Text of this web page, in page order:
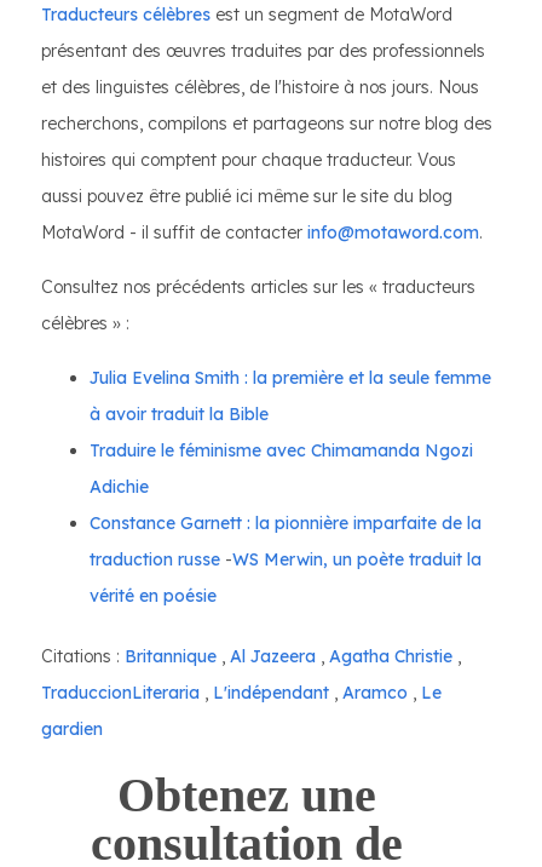
Traducteurs célèbres est un segment de MotaWord
présentant des œuvres traduites par des professionnels
et des linguistes célèbres, de l'histoire à nos jours. Nous
recherchons, compilons et partageons sur notre blog des
histoires qui comptent pour chaque traducteur. Vous
aussi pouvez être publié ici même sur le site du blog
MotaWord - il suffit de contacter info@motaword.com.
Consultez nos précédents articles sur les « traducteurs
célèbres » :
Julia Evelina Smith : la première et la seule femme
à avoir traduit la Bible
Traduire le féminisme avec Chimamanda Ngozi
Adichie
Constance Garnett : la pionnière imparfaite de la
traduction russe -WS Merwin, un poète traduit la
vérité en poésie
Citations : Britannique , Al Jazeera , Agatha Christie ,
TraduccionLiteraria , L'indépendant , Aramco , Le
gardien
Obtenez une
consultation de